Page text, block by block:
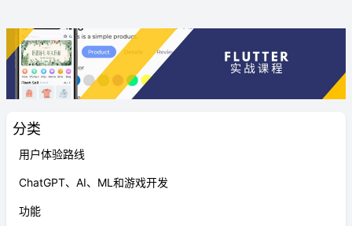
分类
用户体验路线
ChatGPT、AI、ML和游戏开发
功能